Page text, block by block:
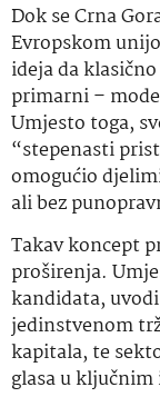
Dok se Crna
Evropskom
ideja da
primarni –
Umjesto toga,
“stepenasti
omogućio
ali bez
Takav koncept
proširenja.
kandidata,
jedinstvenom
kapitala, te
glasa u